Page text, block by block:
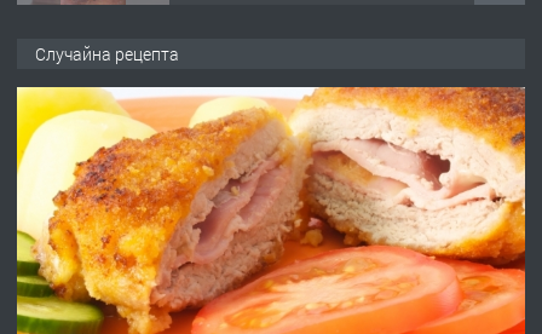
преди 10 месеца
ПРЕДЛАГА
Професионална броячна машина -
със сертификат от ЕЦБ
преди 1 година
Случайна рецепта